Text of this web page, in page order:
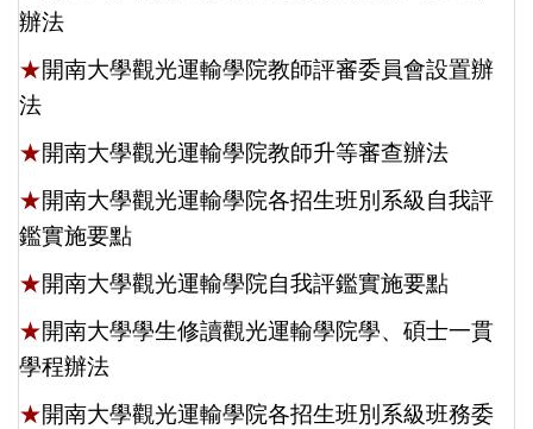
辦法
★開南大學觀光運輸學院教師評審委員會設置辦
法
★開南大學觀光運輸學院教師升等審查辦法
★開南大學觀光運輸學院各招生班別系級自我評
鑑實施要點
★開南大學觀光運輸學院自我評鑑實施要點
★開南大學學生修讀觀光運輸學院學、碩士一貫
學程辦法
★開南大學觀光運輸學院各招生班別系級班務委